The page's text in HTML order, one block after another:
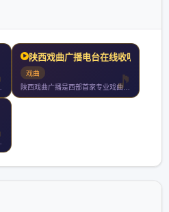
陕西戏曲广播电台在线收听
戏曲
陕西戏曲广播是西部首家专业戏曲广播弘扬秦腔为主的戏曲文化用当